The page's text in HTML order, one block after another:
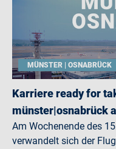
MÜNSTER | OSNABRÜCK
Karriere ready for
münster|osnabrück
Am Wochenende des
verwandelt sich der